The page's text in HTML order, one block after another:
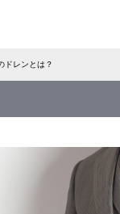
ドレンとは？